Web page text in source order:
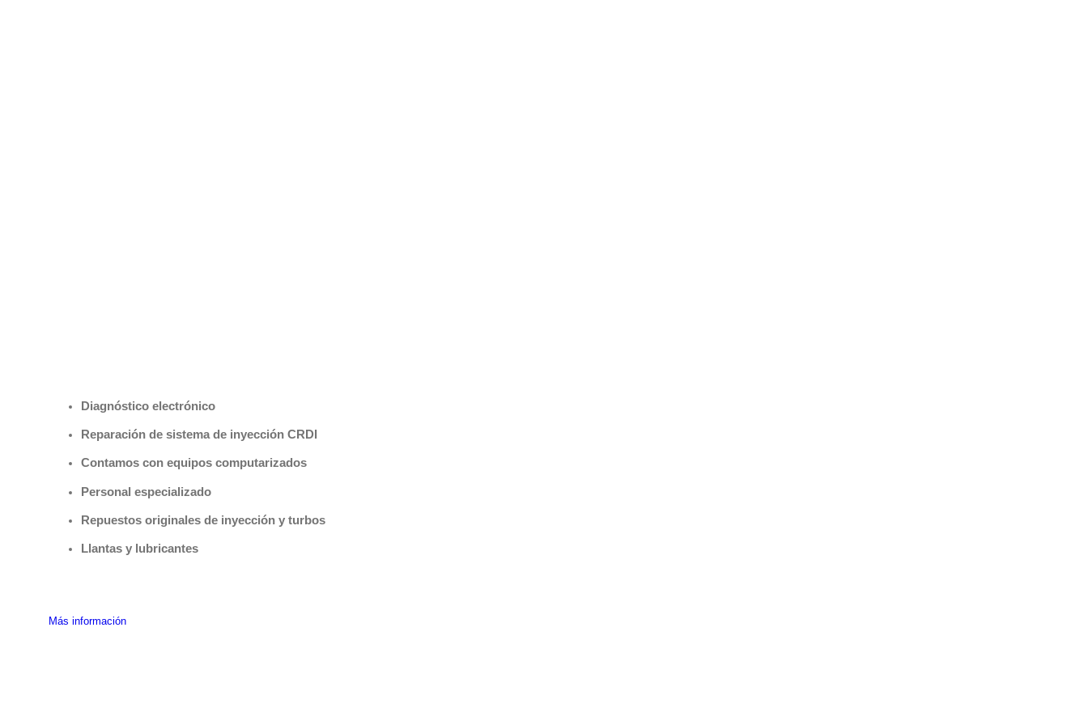
Diagnóstico electrónico
Reparación de sistema de inyección CRDI
Contamos con equipos computarizados
Personal especializado
Repuestos originales de inyección y turbos
Llantas y lubricantes
Más información